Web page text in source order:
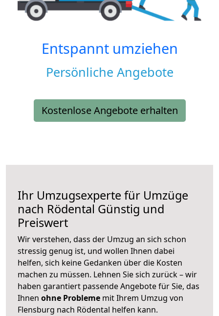
Entspannt umziehen
Persönliche Angebote
Kostenlose Angebote erhalten
Ihr Umzugsexperte für Umzüge
nach Rödental Günstig und
Preiswert
Wir verstehen, dass der Umzug an sich schon
stressig genug ist, und wollen Ihnen dabei
helfen, sich keine Gedanken über die Kosten
machen zu müssen. Lehnen Sie sich zurück – wir
haben garantiert passende Angebote für Sie, das
Ihnen ohne Probleme mit Ihrem Umzug von
Flensburg nach Rödental helfen kann.